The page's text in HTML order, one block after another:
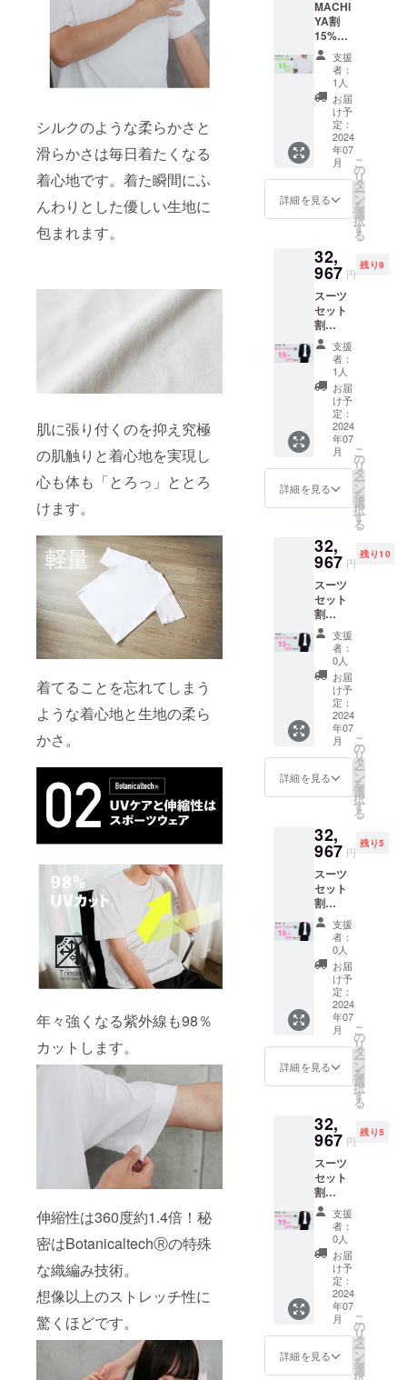
シルクのような柔らかさと
滑らかさは毎日着たくなる
着心地です。着た瞬間にふ
んわりとした優しい生地に
包まれます。
肌に張り付くのを抑え究極
の肌触りと着心地を実現し
心も体も「とろっ」ととろ
けます。
着てることを忘れてしまう
ような着心地と生地の柔ら
かさ。
年々強くなる紫外線も98％
カットします。
伸縮性は360度約1.4倍！秘
密はBotanicaltechⓇの特殊
な織編み技術。
想像以上のストレッチ性に
驚くほどです。
MACHI
YA割
15%OF
F モッ
クネッ
クサイ
ズXL 限
定10 一
般予定
販売価
7,700円
の
15％OF
F
⇒6,545
（税・
送料込
み）
支援
者：
1人
お届
け予
定：
2024
年07
月
詳細を見る
こ
の
リ
タ
ー
ン
を
選
択
す
る
32,
967 円
残り9
スーツ
セット
割
19%OF
F SS
スーツ
紺色＋
Ｔシャ
（モッ
クの
み）M
サイズ
限定数
10 一般
40,700
円の
19％OF
F
⇒32,96
7円
（税・
送料込
み）
支援
者：
1人
お届
け予
定：
2024
年07
月
詳細を見る
こ
の
リ
タ
ー
ン
を
選
択
す
る
32,
967 円
残り10
スーツ
セット
割
19%OF
F SS
スーツ
紺色＋
Ｔシャ
（ネッ
クタイ
プをお
選びく
ださ
い。）
各Lサイ
数10 一
般予定
販売価
格
40,700
円の
19％OF
⇒32,96
7円
（税・
送料込
み）
支援
者：
0人
お届
け予
定：
2024
年07
月
詳細を見る
こ
の
リ
タ
ー
ン
を
選
択
す
る
32,
967 円
残り5
スーツ
セット
割
19%OF
FSS
スーツ
紺色＋
Ｔシャ
（モッ
クネッ
クの
み）Ｓ
サイズ
限定数5
価格
40,700
円の
19％OF
F
⇒32,96
7円
（税・
送料込
み）
支援
者：
0人
お届
け予
定：
2024
年07
月
詳細を見る
こ
の
リ
タ
ー
ン
を
選
択
す
る
32,
967 円
残り5
スーツ
セット
割
19%OF
F SS
スーツ
紺色＋
Ｔシャ
（ネッ
クタイ
プをお
選びく
ださ
い。）
支援
者：
0人
お届
け予
定：
2024
年07
月
詳細を見る
こ
の
リ
タ
ー
ン
を
選